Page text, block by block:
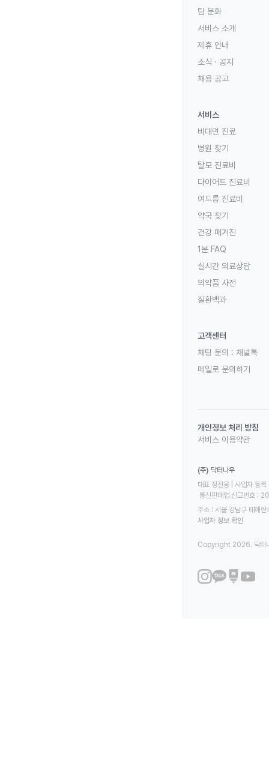
팀 문화
서비스 소개
제휴 안내
소식 · 공지
채용 공고
서비스
비대면 진료
병원 찾기
탈모 진료비
다이어트 진료비
여드름 진료비
약국 찾기
건강 매거진
1분 FAQ
실시간 의료상담
의약품 사전
질환백과
고객센터
채팅 문의 : 채널톡
메일로 문의하기
개인정보 처리 방침
서비스 이용약관
(주) 닥터나우
대표 정진웅 | 사업자
통신판매업 신고번호
주소 : 서울 강남구 테헤
사업자 정보 확인
Copyright 2026. 닥터